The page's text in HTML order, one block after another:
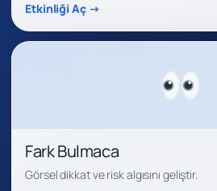
Etkinliği Aç →
Fark Bulmaca
Görsel dikkat ve risk algısını geliştir.